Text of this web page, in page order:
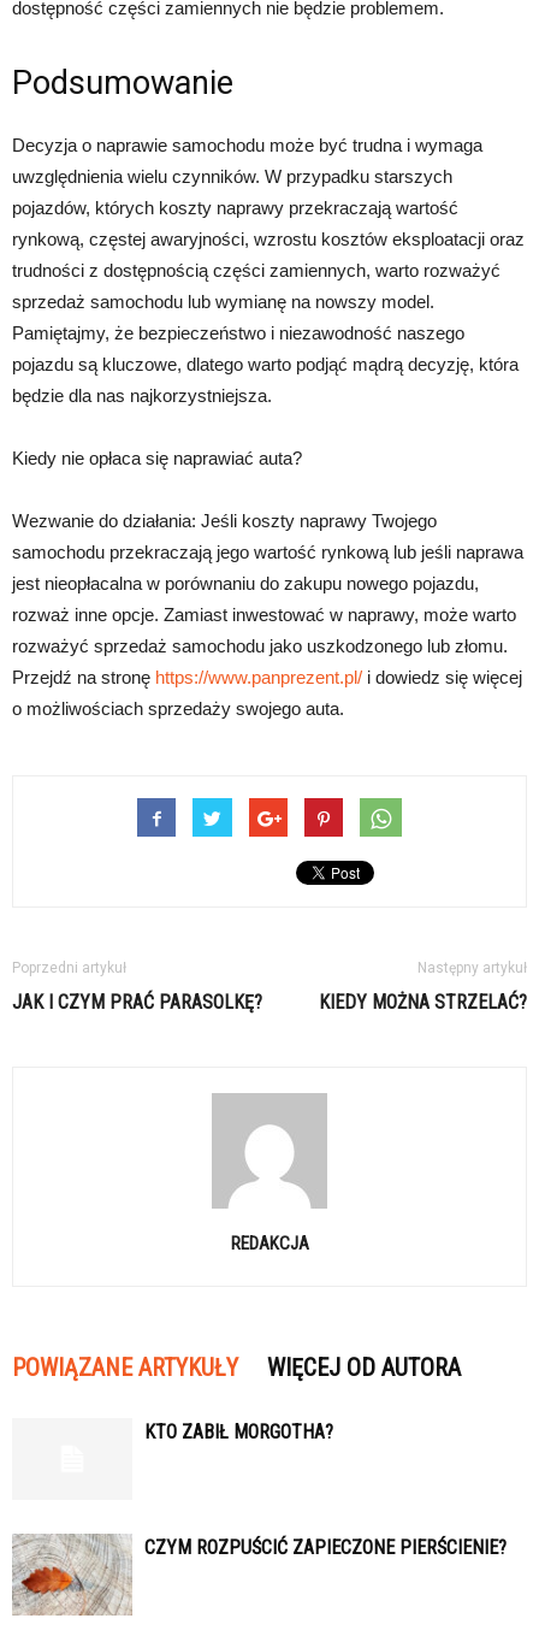
dostępność części zamiennych nie będzie problemem.
Podsumowanie
Decyzja o naprawie samochodu może być trudna i wymaga
uwzględnienia wielu czynników. W przypadku starszych
pojazdów, których koszty naprawy przekraczają wartość
rynkową, częstej awaryjności, wzrostu kosztów eksploatacji oraz
trudności z dostępnością części zamiennych, warto rozważyć
sprzedaż samochodu lub wymianę na nowszy model.
Pamiętajmy, że bezpieczeństwo i niezawodność naszego
pojazdu są kluczowe, dlatego warto podjąć mądrą decyzję, która
będzie dla nas najkorzystniejsza.
Kiedy nie opłaca się naprawiać auta?
Wezwanie do działania: Jeśli koszty naprawy Twojego
samochodu przekraczają jego wartość rynkową lub jeśli naprawa
jest nieopłacalna w porównaniu do zakupu nowego pojazdu,
rozważ inne opcje. Zamiast inwestować w naprawy, może warto
rozważyć sprzedaż samochodu jako uszkodzonego lub złomu.
Przejdź na stronę https://www.panprezent.pl/ i dowiedz się więcej
o możliwościach sprzedaży swojego auta.
Poprzedni artykuł
JAK I CZYM PRAĆ PARASOLKĘ?
Następny artykuł
KIEDY MOŻNA STRZELAĆ?
REDAKCJA
POWIĄZANE ARTYKUŁY WIĘCEJ OD AUTORA
KTO ZABIŁ MORGOTHA?
CZYM ROZPUŚCIĆ ZAPIECZONE PIERŚCIENIE?